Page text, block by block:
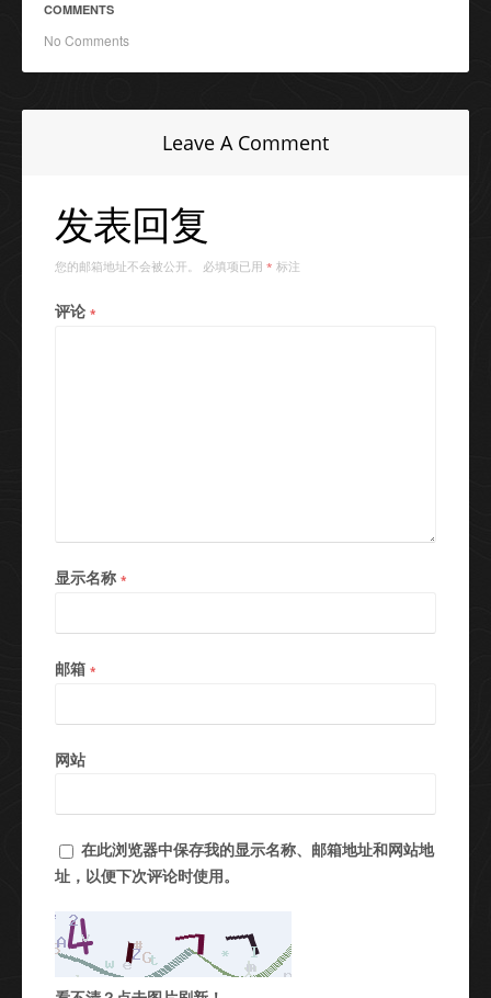
COMMENTS
No Comments
Leave A Comment
发表回复
您的邮箱地址不会被公开。 必填项已用 * 标注
评论 *
显示名称 *
邮箱 *
网站
在此浏览器中保存我的显示名称、邮箱地址和网站地
址，以便下次评论时使用。